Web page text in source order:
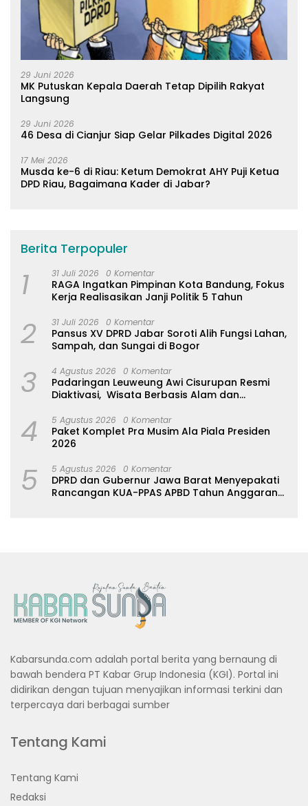
29 Juni 2026
MK Putuskan Kepala Daerah Tetap Dipilih Rakyat
Langsung
29 Juni 2026
46 Desa di Cianjur Siap Gelar Pilkades Digital 2026
17 Mei 2026
Musda ke-6 di Riau: Ketum Demokrat AHY Puji Ketua
DPD Riau, Bagaimana Kader di Jabar?
Berita Terpopuler
1 31 Juli 2026 0 Komentar
RAGA Ingatkan Pimpinan Kota Bandung, Fokus
2 31 Juli 2026 0 Komentar
Pansus XV DPRD Jabar Soroti Alih Fungsi Lahan,
Sampah, dan Sungai di Bogor
3 4 Agustus 2026 0 Komentar
Padaringan Leuweung Awi Cisurupan Resmi
Diaktivasi, Wisata Berbasis Alam dan
4 5 Agustus 2026 0 Komentar
Paket Komplet Pra Musim Ala Piala Presiden
2026
5 5 Agustus 2026 0 Komentar
DPRD dan Gubernur Jawa Barat Menyepakati
Rancangan KUA-PPAS APBD Tahun Anggaran
Kabarsunda.com adalah portal berita yang bernaung di
bawah bendera PT Kabar Grup Indonesia (KGI). Portal ini
didirikan dengan tujuan menyajikan informasi terkini dan
terpercaya dari berbagai sumber
Tentang Kami
Tentang Kami
Redaksi